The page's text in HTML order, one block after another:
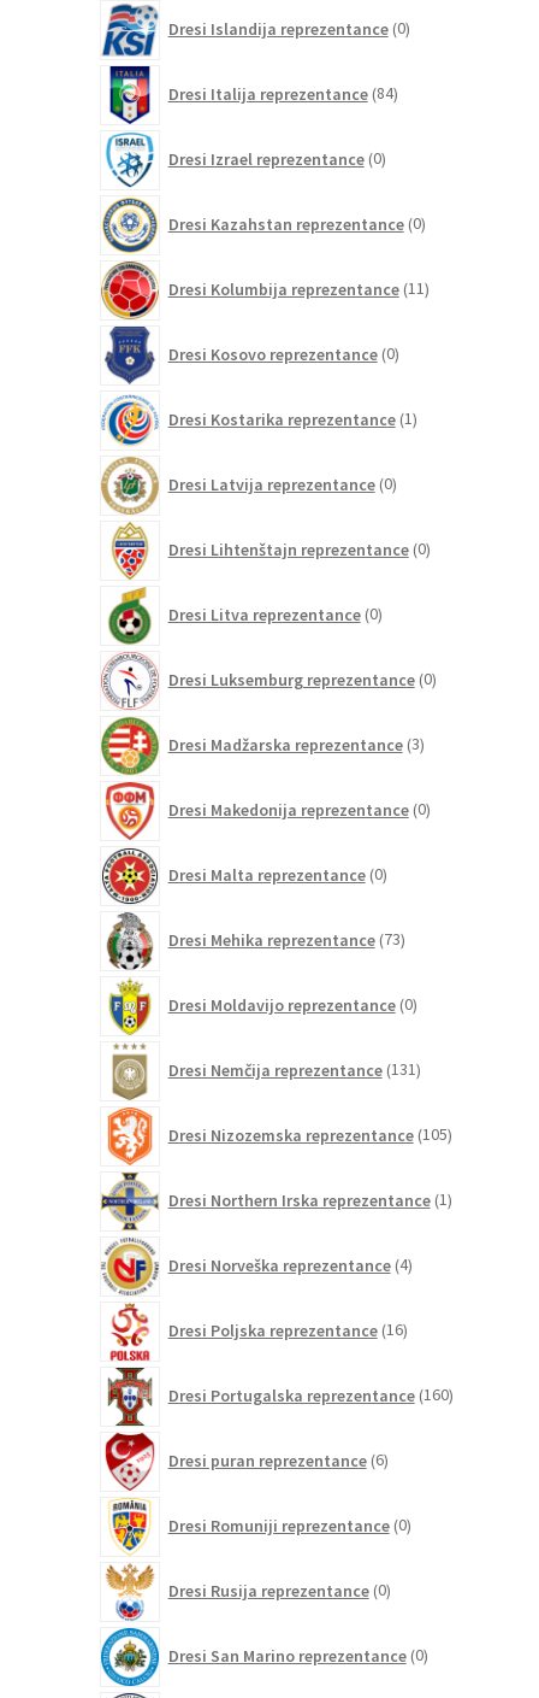
Dresi Islandija reprezentance 0izdelkov
Dresi Italija reprezentance 84izdelkov
Dresi Izrael reprezentance 0izdelkov
Dresi Kazahstan reprezentance 0izdelkov
Dresi Kolumbija reprezentance 11izdelkov
Dresi Kosovo reprezentance 0izdelkov
Dresi Kostarika reprezentance 1izdelek
Dresi Latvija reprezentance 0izdelkov
Dresi Lihtenštajn reprezentance 0izdelkov
Dresi Litva reprezentance 0izdelkov
Dresi Luksemburg reprezentance 0izdelkov
Dresi Madžarska reprezentance 3izdelki
Dresi Makedonija reprezentance 0izdelkov
Dresi Malta reprezentance 0izdelkov
Dresi Mehika reprezentance 73izdelkov
Dresi Moldavijo reprezentance 0izdelkov
Dresi Nemčija reprezentance 131izdelkov
Dresi Nizozemska reprezentance 105izdelkov
Dresi Northern Irska reprezentance 1izdelek
Dresi Norveška reprezentance 4izdelki
Dresi Poljska reprezentance 16izdelkov
Dresi Portugalska reprezentance 160izdelkov
Dresi puran reprezentance 6izdelkov
Dresi Romuniji reprezentance 0izdelkov
Dresi Rusija reprezentance 0izdelkov
Dresi San Marino reprezentance 0izdelkov